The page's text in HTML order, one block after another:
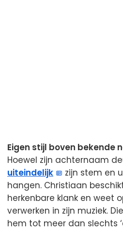
Eigen stijl boven bekende
Hoewel zijn achternaam
uiteindelijk
zijn stem en
hangen. Christiaan
herkenbare klank en weet
verwerken in zijn muziek.
hem tot meer dan slechts